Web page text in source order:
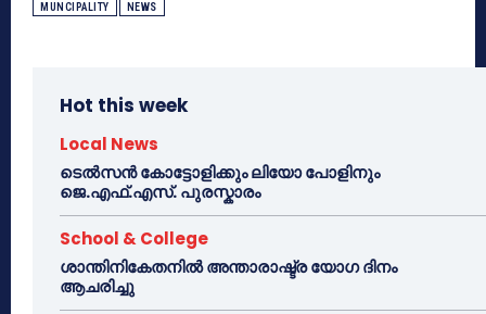
MUNCIPALITY NEWS
Hot this week
Local News
ടെൽസൻ കോട്ടോളിക്കും ലിയോ പോളിനും
ജെ.എഫ്.എസ്. പുരസ്കാരം
School & College
ശാന്തിനികേതനിൽ അന്താരാഷ്ട്ര യോഗ ദിനം
ആചരിച്ചു